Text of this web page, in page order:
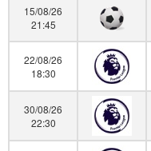
15/08/26
21:45
22/08/26
18:30
30/08/26
22:30